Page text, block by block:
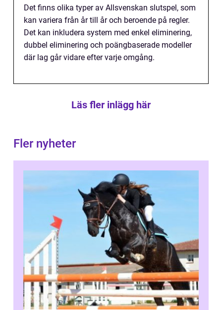
Det finns olika typer av Allsvenskan slutspel, som
kan variera från år till år och beroende på regler.
Det kan inkludera system med enkel eliminering,
dubbel eliminering och poängbaserade modeller
där lag går vidare efter varje omgång.
Läs fler inlägg här
Fler nyheter